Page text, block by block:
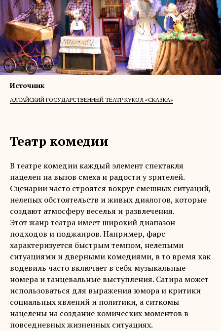
Источник
АЛТАЙСКИЙ ГОСУДАРСТВЕННЫЙ ТЕАТР КУКОЛ «СКАЗКА»
Театр комедии
В театре комедии каждый элемент спектакля
нацелен на вызов смеха и радости у зрителей.
Сценарии часто строятся вокруг смешных ситуаций,
нелепых обстоятельств и живых диалогов, которые
создают атмосферу веселья и развлечения.
Этот жанр театра имеет широкий диапазон
подходов и поджанров. Например, фарс
характеризуется быстрым темпом, нелепыми
ситуациями и дверными комедиями, в то время как
водевиль часто включает в себя музыкальные
номера и танцевальные выступления. Сатира может
использоваться для выражения юмора и критики
социальных явлений и политики, а ситкомы
нацелены на создание комических моментов в
повседневных жизненных ситуациях.